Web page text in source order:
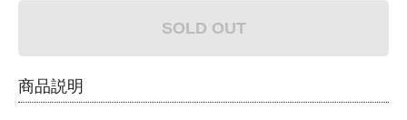
SOLD OUT
商品説明